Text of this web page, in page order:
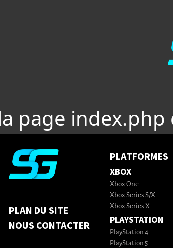
page index.php
PLAN DU SITE
NOUS CONTACTER
PLATFORMES
XBOX
Xbox One
Xbox Series S/X
Xbox Series X
PLAYSTATION
PlayStation 4
PlayStation 5